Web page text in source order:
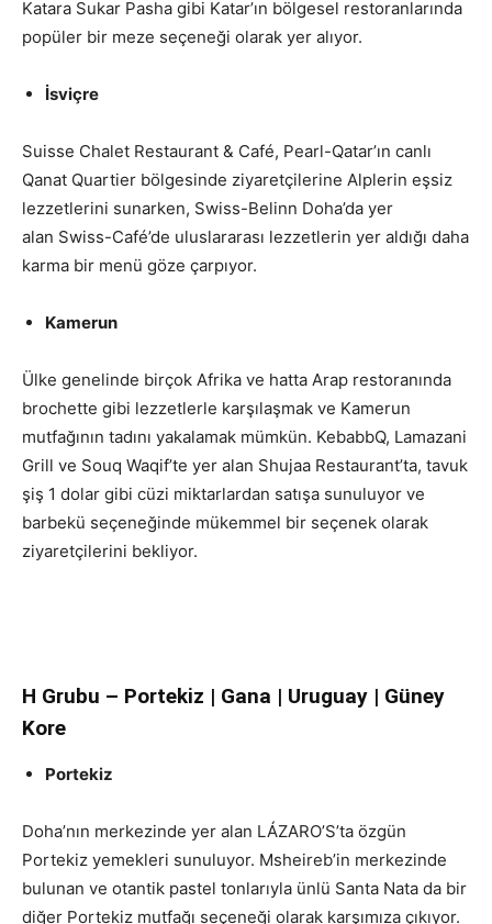
Katara Sukar Pasha gibi Katar’ın bölgesel restoranlarında
popüler bir meze seçeneği olarak yer alıyor.
İsviçre
Suisse Chalet Restaurant & Café, Pearl-Qatar’ın canlı
Qanat Quartier bölgesinde ziyaretçilerine Alplerin eşsiz
lezzetlerini sunarken, Swiss-Belinn Doha’da yer
alan Swiss-Café’de uluslararası lezzetlerin yer aldığı daha
karma bir menü göze çarpıyor.
Kamerun
Ülke genelinde birçok Afrika ve hatta Arap restoranında
brochette gibi lezzetlerle karşılaşmak ve Kamerun
mutfağının tadını yakalamak mümkün. KebabbQ, Lamazani
Grill ve Souq Waqif’te yer alan Shujaa Restaurant’ta, tavuk
şiş 1 dolar gibi cüzi miktarlardan satışa sunuluyor ve
barbekü seçeneğinde mükemmel bir seçenek olarak
ziyaretçilerini bekliyor.
H Grubu – Portekiz | Gana | Uruguay | Güney
Kore
Portekiz
Doha’nın merkezinde yer alan LÁZARO’S’ta özgün
Portekiz yemekleri sunuluyor. Msheireb’in merkezinde
bulunan ve otantik pastel tonlarıyla ünlü Santa Nata da bir
diğer Portekiz mutfağı seçeneği olarak karşımıza çıkıyor.